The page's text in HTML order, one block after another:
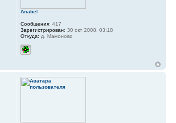
Anabel
Сообщения: 417
Зарегистрирован: 30 окт 2008, 03:18
Откуда: д. Мамоново